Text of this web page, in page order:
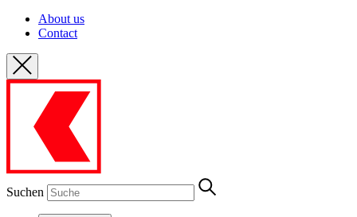
About us
Contact
Suchen